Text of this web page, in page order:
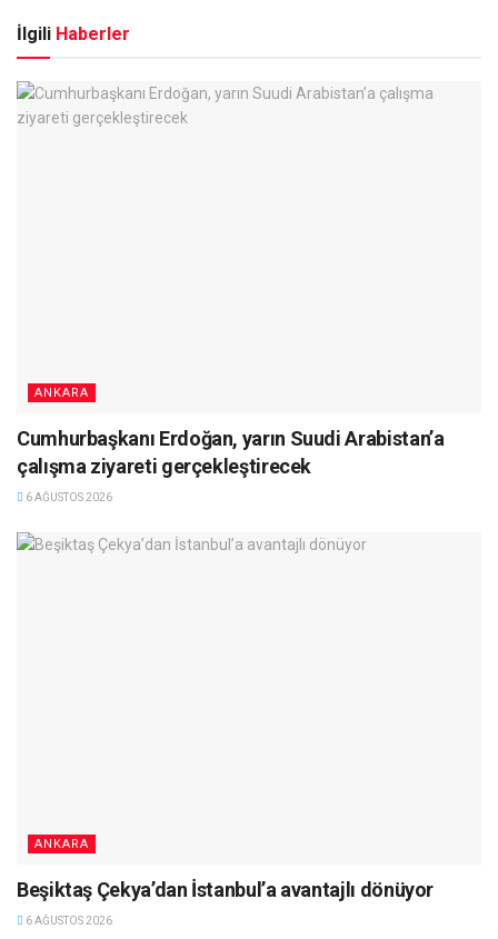
İlgili Haberler
ANKARA
Cumhurbaşkanı Erdoğan, yarın Suudi Arabistan’a
çalışma ziyareti gerçekleştirecek
6 AĞUSTOS 2026
ANKARA
Beşiktaş Çekya’dan İstanbul’a avantajlı dönüyor
6 AĞUSTOS 2026